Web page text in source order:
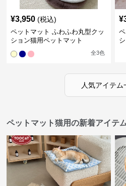
¥3,950 (税込)
ペットマット ふわふわ丸型クッ
ション猫用ペットマット
全3色
¥
人気アイテム
ペットマット猫用の新着アイテ